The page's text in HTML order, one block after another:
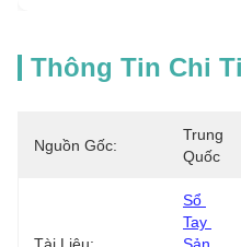
Thông Tin Chi
Nguồn Gốc:
Trung
Quốc
Sổ
Tay